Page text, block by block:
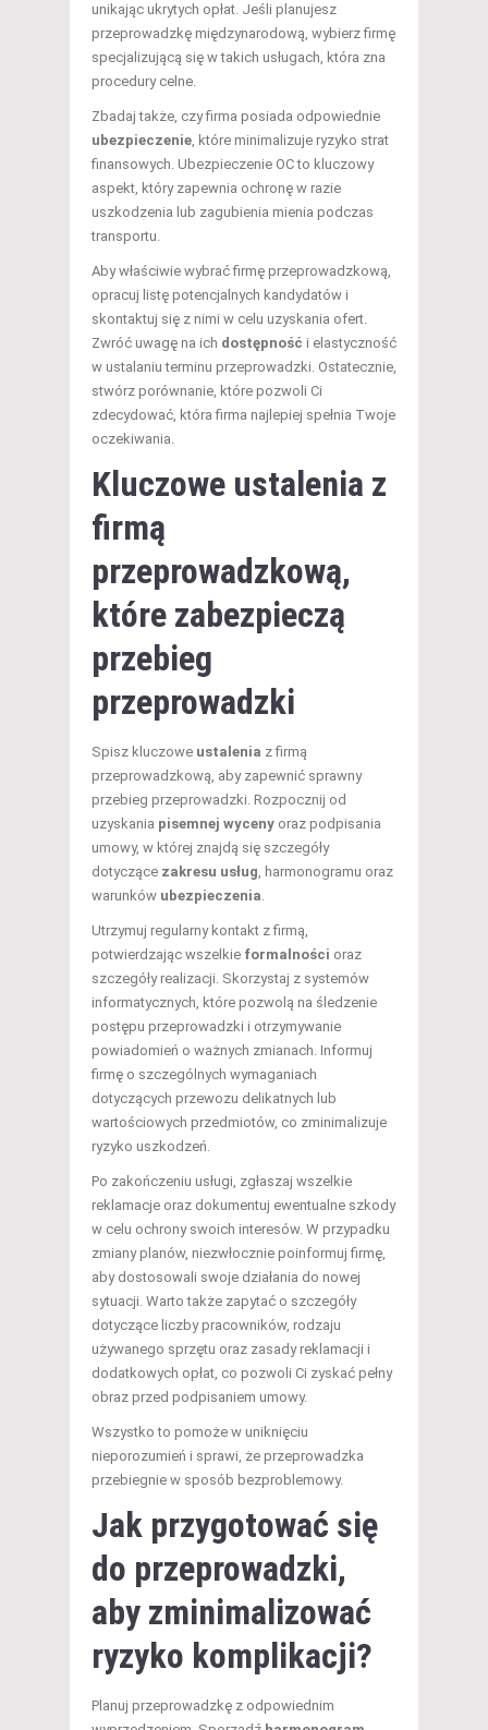
unikając ukrytych opłat. Jeśli planujesz
przeprowadzkę międzynarodową, wybierz firmę
specjalizującą się w takich usługach, która zna
procedury celne.
Zbadaj także, czy firma posiada odpowiednie
ubezpieczenie, które minimalizuje ryzyko strat
finansowych. Ubezpieczenie OC to kluczowy
aspekt, który zapewnia ochronę w razie
uszkodzenia lub zagubienia mienia podczas
transportu.
Aby właściwie wybrać firmę przeprowadzkową,
opracuj listę potencjalnych kandydatów i
skontaktuj się z nimi w celu uzyskania ofert.
Zwróć uwagę na ich dostępność i elastyczność
w ustalaniu terminu przeprowadzki. Ostatecznie,
stwórz porównanie, które pozwoli Ci
zdecydować, która firma najlepiej spełnia Twoje
oczekiwania.
Kluczowe ustalenia z
firmą
przeprowadzkową,
które zabezpieczą
przebieg
przeprowadzki
Spisz kluczowe ustalenia z firmą
przeprowadzkową, aby zapewnić sprawny
przebieg przeprowadzki. Rozpocznij od
uzyskania pisemnej wyceny oraz podpisania
umowy, w której znajdą się szczegóły
dotyczące zakresu usług, harmonogramu oraz
warunków ubezpieczenia.
Utrzymuj regularny kontakt z firmą,
potwierdzając wszelkie formalności oraz
szczegóły realizacji. Skorzystaj z systemów
informatycznych, które pozwolą na śledzenie
postępu przeprowadzki i otrzymywanie
powiadomień o ważnych zmianach. Informuj
firmę o szczególnych wymaganiach
dotyczących przewozu delikatnych lub
wartościowych przedmiotów, co zminimalizuje
ryzyko uszkodzeń.
Po zakończeniu usługi, zgłaszaj wszelkie
reklamacje oraz dokumentuj ewentualne szkody
w celu ochrony swoich interesów. W przypadku
zmiany planów, niezwłocznie poinformuj firmę,
aby dostosowali swoje działania do nowej
sytuacji. Warto także zapytać o szczegóły
dotyczące liczby pracowników, rodzaju
używanego sprzętu oraz zasady reklamacji i
dodatkowych opłat, co pozwoli Ci zyskać pełny
obraz przed podpisaniem umowy.
Wszystko to pomoże w uniknięciu
nieporozumień i sprawi, że przeprowadzka
przebiegnie w sposób bezproblemowy.
Jak przygotować się
do przeprowadzki,
aby zminimalizować
ryzyko komplikacji?
Planuj przeprowadzkę z odpowiednim